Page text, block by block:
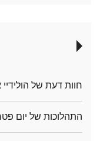
חוות דעת של הולידיי
התהלוכות של יום